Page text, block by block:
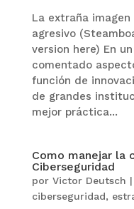
La extraña imagen
agresivo
version here) En
comentado
función de
de grandes
mejor práctica...
Como manejar la
Ciberseguridad
por Victor Deutsch |
ciberseguridad,